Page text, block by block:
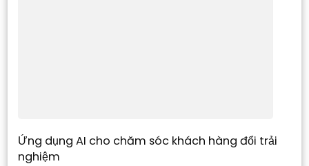
Ứng dụng AI cho chăm sóc khách hàng đổi trải
nghiệm